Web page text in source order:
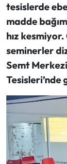
tesislerde
madde
hız
seminerler
Semt